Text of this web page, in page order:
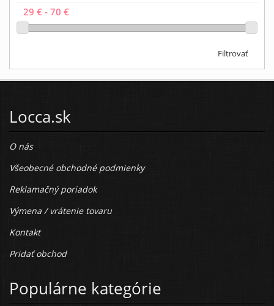
Filtrovať
Locca.sk
O nás
Všeobecné obchodné podmienky
Reklamačný poriadok
Výmena / vrátenie tovaru
Kontakt
Pridať obchod
Populárne kategórie